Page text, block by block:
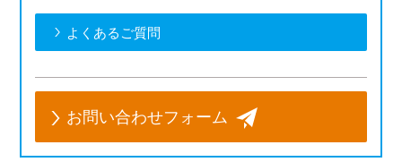
よくあるご質問
お問い合わせフォーム